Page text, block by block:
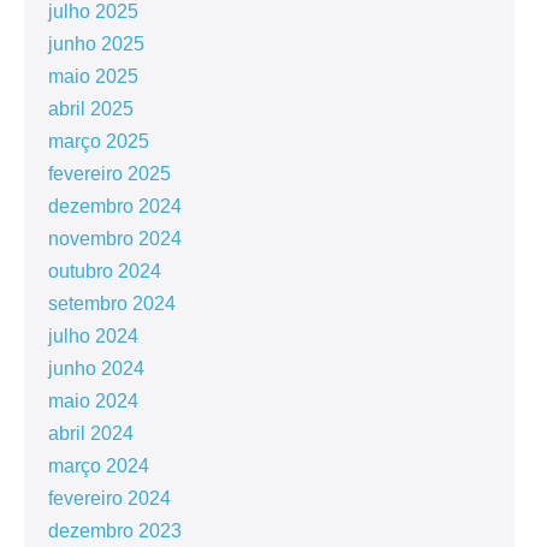
julho 2025
junho 2025
maio 2025
abril 2025
março 2025
fevereiro 2025
dezembro 2024
novembro 2024
outubro 2024
setembro 2024
julho 2024
junho 2024
maio 2024
abril 2024
março 2024
fevereiro 2024
dezembro 2023